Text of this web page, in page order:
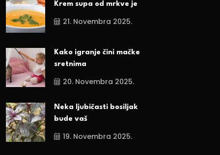
Krem supa od mrkve je
21. Novembra 2025.
Kako igranje čini mačke
sretnima
20. Novembra 2025.
Neka ljubičasti bosiljak
bude vaš
19. Novembra 2025.